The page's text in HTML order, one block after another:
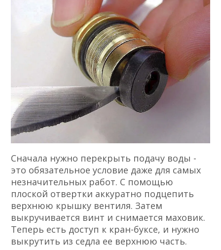
Сначала нужно перекрыть подачу воды -
это обязательное условие даже для самых
незначительных работ. С помощью
плоской отвертки аккуратно подцепить
верхнюю крышку вентиля. Затем
выкручивается винт и снимается маховик.
Теперь есть доступ к кран-буксе, и нужно
выкрутить из седла ее верхнюю часть.